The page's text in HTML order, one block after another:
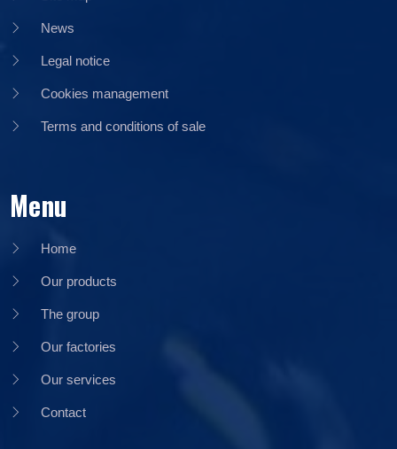
News
Legal notice
Cookies management
Terms and conditions of sale
Menu
Home
Our products
The group
Our factories
Our services
Contact